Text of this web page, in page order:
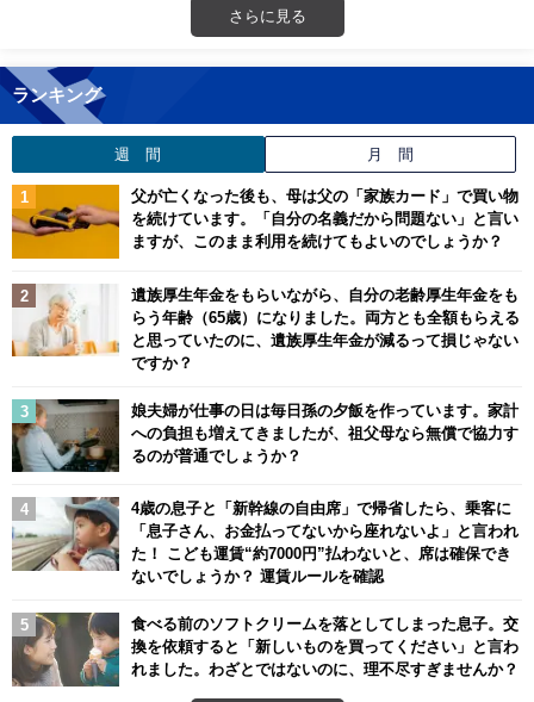
さらに見る
ランキング
週 間 月 間
父が亡くなった後も、母は父の「家族カード」で買い物
を続けています。「自分の名義だから問題ない」と言い
ますが、このまま利用を続けてもよいのでしょうか？
遺族厚生年金をもらいながら、自分の老齢厚生年金をも
らう年齢（65歳）になりました。両方とも全額もらえる
と思っていたのに、遺族厚生年金が減るって損じゃない
ですか？
娘夫婦が仕事の日は毎日孫の夕飯を作っています。家計
への負担も増えてきましたが、祖父母なら無償で協力す
るのが普通でしょうか？
4歳の息子と「新幹線の自由席」で帰省したら、乗客に
「息子さん、お金払ってないから座れないよ」と言われ
た！ こども運賃“約7000円”払わないと、席は確保でき
ないでしょうか？ 運賃ルールを確認
食べる前のソフトクリームを落としてしまった息子。交
換を依頼すると「新しいものを買ってください」と言わ
れました。わざとではないのに、理不尽すぎませんか？